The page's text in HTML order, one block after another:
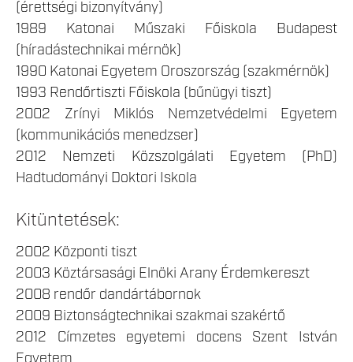
(érettségi bizonyítvány)
1989 Katonai Műszaki Főiskola Budapest
(híradástechnikai mérnök)
1990 Katonai Egyetem Oroszország (szakmérnök)
1993 Rendőrtiszti Főiskola (bűnügyi tiszt)
2002 Zrínyi Miklós Nemzetvédelmi Egyetem
(kommunikációs menedzser)
2012 Nemzeti Közszolgálati Egyetem (PhD)
Hadtudományi Doktori Iskola
Kitüntetések:
2002 Központi tiszt
2003 Köztársasági Elnöki Arany Érdemkereszt
2008 rendőr dandártábornok
2009 Biztonságtechnikai szakmai szakértő
2012 Címzetes egyetemi docens Szent István